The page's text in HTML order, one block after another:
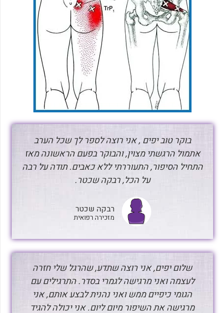
בוקר טוב יפים , אני רוצה לספר לך שכל הערב
אתמול הרגשתי מצוין, והבוקר בפעם הראשונה מאז
התחיל הסיפור, התעוררתי ללא כאבים. תודה על רבה
על הכל, רבקה שכטר.
רבקה שכטר
מזכירה רפואית
שלום יפים, אני רוצה שתדע, שהרגל שלי חזרה
לעצמה ואני מרגישה לגמרי בסדר. התרגילים עם
הגומי כיפיים ממש ואני נהנית לבצע אותם, אני
מרגישה את השיפור מיום ליום. אני יכולה להגיד